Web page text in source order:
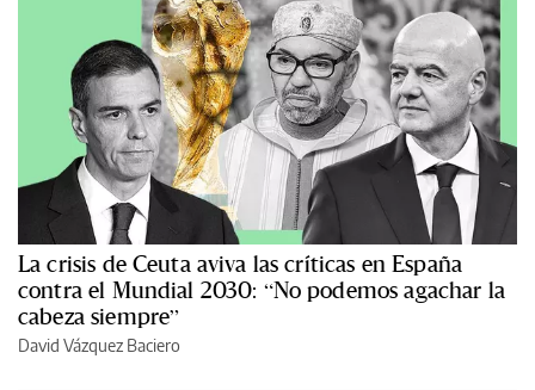
La crisis de Ceuta aviva las críticas en España
contra el Mundial 2030: “No podemos agachar la
cabeza siempre”
David Vázquez Baciero